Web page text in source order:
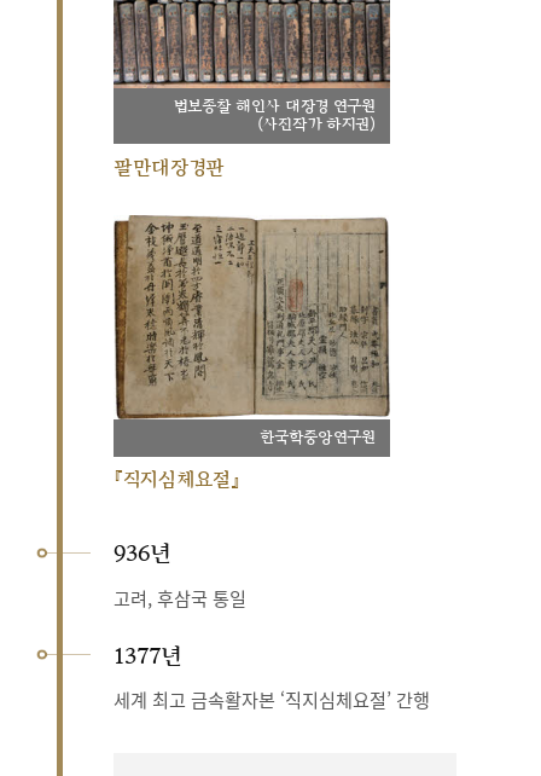
법보종찰 해인사 대장경 연구원
(사진작가 하지권)
팔만대장경판
한국학중앙연구원
『직지심체요절』
936년
고려, 후삼국 통일
1377년
세계 최고 금속활자본 ‘직지심체요절’ 간행